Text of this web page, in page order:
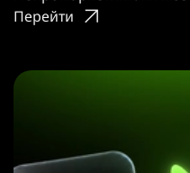
Перейти